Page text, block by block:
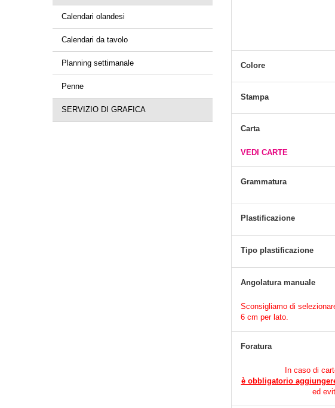
Calendari olandesi
Calendari da tavolo
Planning settimanale
Penne
SERVIZIO DI GRAFICA
Colore
Stampa
Carta
VEDI CARTE
Grammatura
Plastificazione
Tipo plastificazione
Angolatura manuale
Sconsigliamo di
6 cm per lato.
Foratura
In caso di
è obbligatorio
ed